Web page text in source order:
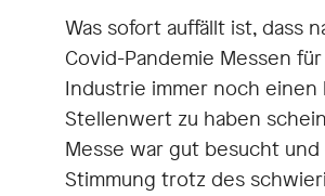
Was sofort auffällt ist, dass
Covid-Pandemie Messen
Industrie immer noch einen
Stellenwert zu haben
Messe war gut besucht und
Stimmung trotz des